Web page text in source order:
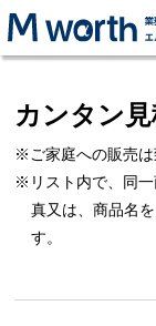
カンタン
※ご家庭への販売は
※リスト内で、同
真又は、商品名
す。